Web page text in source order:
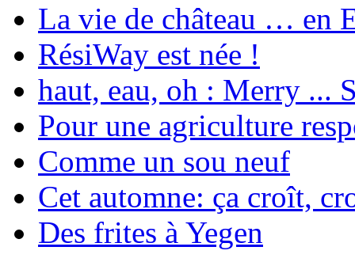
La vie de château … en
RésiWay est née !
haut, eau, oh : Merry ...
Pour une agriculture
Comme un sou neuf
Cet automne: ça croît,
Des frites à Yegen